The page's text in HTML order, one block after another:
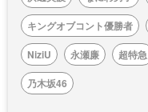
キングオブコント優勝者
NiziU
永瀬廉 超特急
乃木坂46